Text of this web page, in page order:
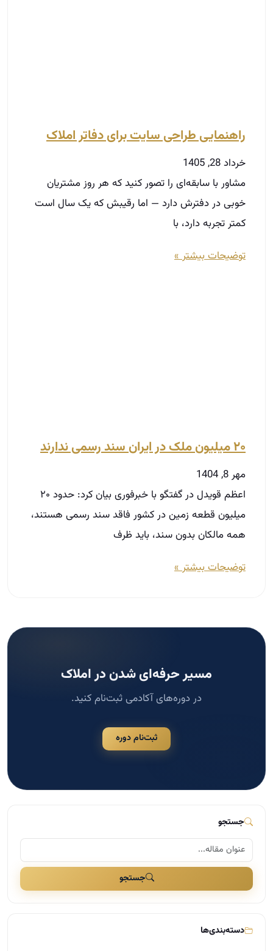
راهنمایی طراحی سایت برای دفاتر املاک
خرداد 28, 1405
مشاور با سابقه‌ای را تصور کنید که هر روز مشتریان
خوبی در دفترش دارد — اما رقیبش که یک سال است
کمتر تجربه دارد، با
توضیحات بیشتر »
۲۰ میلیون ملک در ایران سند رسمی ندارند
مهر 8, 1404
اعظم قویدل در گفتگو با خبرفوری بیان کرد: حدود ۲۰
میلیون قطعه زمین در کشور فاقد سند رسمی هستند،
همه مالکان بدون سند، باید ظرف
توضیحات بیشتر »
مسیر حرفه‌ای شدن در املاک
در دوره‌های آکادمی ثبت‌نام کنید.
ثبت‌نام دوره
جستجو
جستجو
دسته‌بندی‌ها